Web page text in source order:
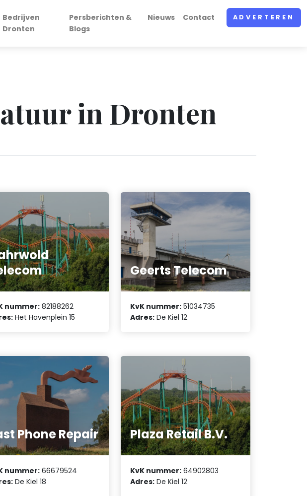
Bedrijven
Dronten
Persberichten &
Blogs
Nieuws Contact ADVERTEREN
in Dronten
nummer: 82188262
Het Havenplein 15
Geerts Telecom
KvK nummer: 51034735
Adres: De Kiel 12
Phone Repair
nummer: 66679524
De Kiel 18
Plaza Retail B.V.
KvK nummer: 64902803
Adres: De Kiel 12